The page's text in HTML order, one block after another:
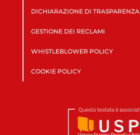
DICHIARAZIONE DI TRASPARENZA
GESTIONE DEI RECLAMI
WHISTLEBLOWER POLICY
COOKIE POLICY